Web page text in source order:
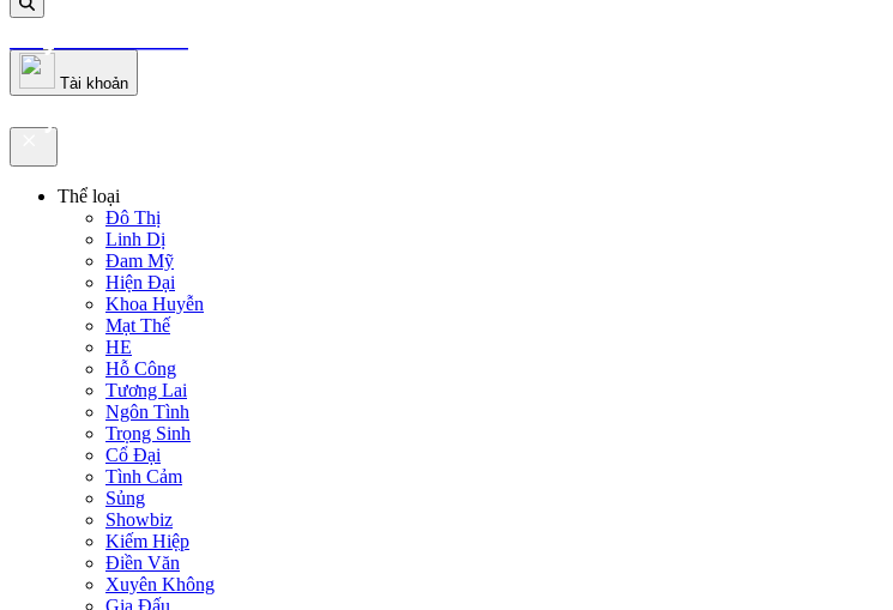
truyenfullz.com
Tài khoản
truyenfullz.com
Thể loại
Đô Thị
Linh Dị
Đam Mỹ
Hiện Đại
Khoa Huyễn
Mạt Thế
HE
Hỗ Công
Tương Lai
Ngôn Tình
Trọng Sinh
Cổ Đại
Tình Cảm
Sủng
Showbiz
Kiếm Hiệp
Điền Văn
Xuyên Không